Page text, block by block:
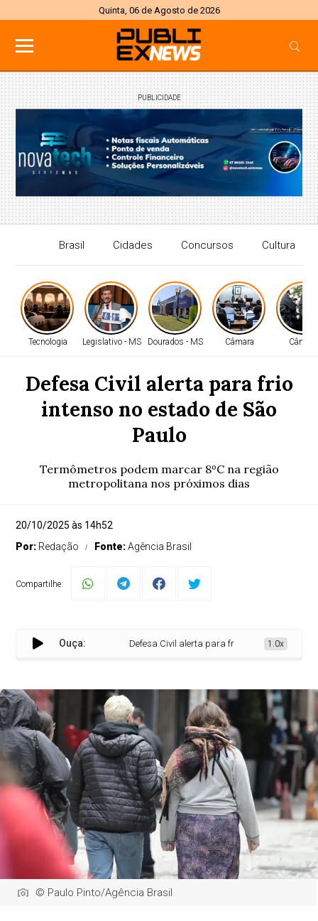
Quinta, 06 de Agosto de 2026
PUBLICIDADE
Brasil Cidades Concursos Cultura
Tecnologia Legislativo - MS Dourados - MS Câmara Câmara
Defesa Civil alerta para frio
intenso no estado de São
Paulo
Termômetros podem marcar 8ºC na região
metropolitana nos próximos dias
20/10/2025 às 14h52
Por: Redação Fonte:Agência Brasil
Compartilhe:
Ouça: Defesa Civil alerta para frio intenso no estado de
1.0x
© Paulo Pinto/Agência Brasil